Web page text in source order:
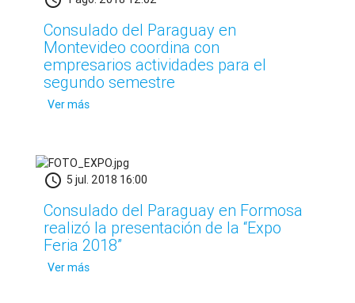
Consulado del Paraguay en
Montevideo coordina con
empresarios actividades para el
segundo semestre
Ver más
schedule 5 jul. 2018 16:00
Consulado del Paraguay en Formosa
realizó la presentación de la “Expo
Feria 2018”
Ver más